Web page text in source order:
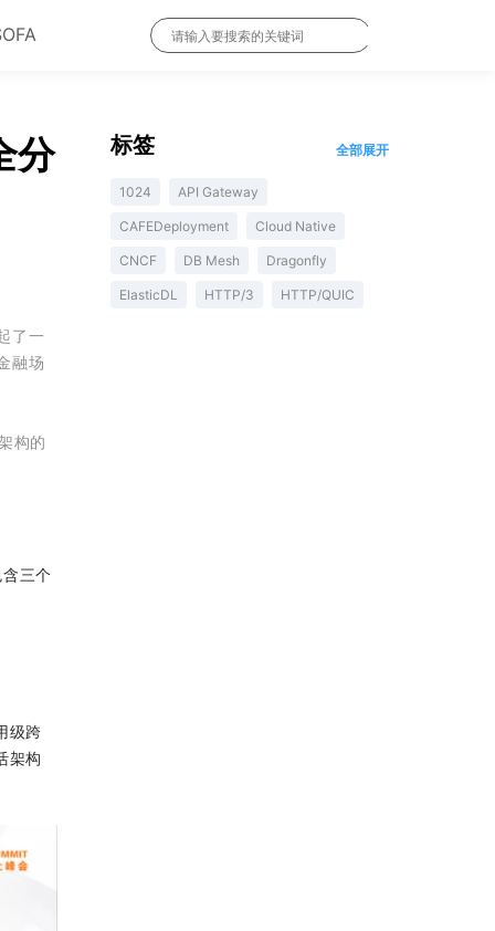
分
了一
融场
构的
三个
级跨
架构
标签 全部展开
1024 API Gateway
CAFEDeployment Cloud Native
CNCF DB Mesh Dragonfly
ElasticDL HTTP/3 HTTP/QUIC